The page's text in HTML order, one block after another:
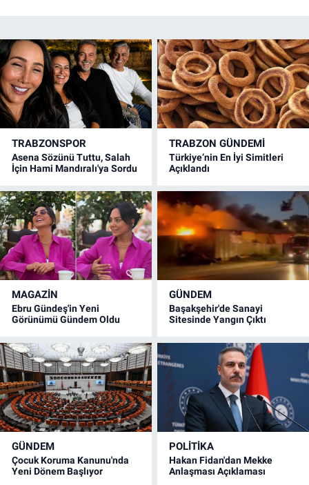
TRABZONSPOR
Asena Sözünü Tuttu, Salah
İçin Hami Mandıralı'ya Sordu
TRABZON GÜNDEMİ
Türkiye’nin En İyi Simitleri
Açıklandı
MAGAZİN
Ebru Gündeş'in Yeni
Görünümü Gündem Oldu
GÜNDEM
Başakşehir'de Sanayi
Sitesinde Yangın Çıktı
GÜNDEM
Çocuk Koruma Kanunu'nda
Yeni Dönem Başlıyor
POLİTİKA
Hakan Fidan'dan Mekke
Anlaşması Açıklaması